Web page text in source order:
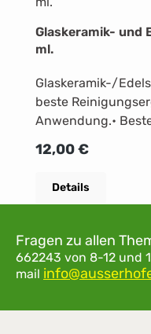
Glaskeramik- und
ml.
Glaskeramik-/
beste
Anwendung.•
Fettschmutz,
der die
Nicht einsetzen
PerfectClean
Regulärer Preis:
12,00 €
Details
Fragen zu allen
662243 von 8-12 und
mail